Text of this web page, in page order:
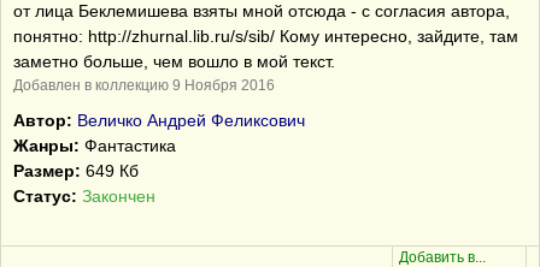
от лица Беклемишева взяты мной отсюда - с согласия автора,
понятно: http://zhurnal.lib.ru/s/sib/ Кому интересно, зайдите, там
заметно больше, чем вошло в мой текст.
Добавлен в коллекцию 9 Ноября 2016
Автор: Величко Андрей Феликсович
Жанры: Фантастика
Размер: 649 Кб
Статус: Закончен